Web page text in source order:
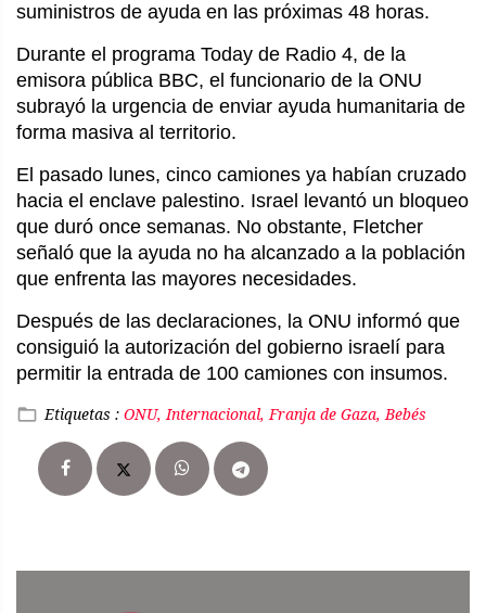
suministros de ayuda en las próximas 48 horas.
Durante el programa Today de Radio 4, de la
emisora pública BBC, el funcionario de la ONU
subrayó la urgencia de enviar ayuda humanitaria de
forma masiva al territorio.
El pasado lunes, cinco camiones ya habían cruzado
hacia el enclave palestino. Israel levantó un bloqueo
que duró once semanas. No obstante, Fletcher
señaló que la ayuda no ha alcanzado a la población
que enfrenta las mayores necesidades.
Después de las declaraciones, la ONU informó que
consiguió la autorización del gobierno israelí para
permitir la entrada de 100 camiones con insumos.
Etiquetas : ONU, Internacional, Franja de Gaza, Bebés